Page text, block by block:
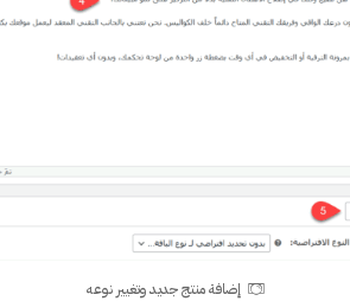
إضافة منتج جديد وتغيير نوعه